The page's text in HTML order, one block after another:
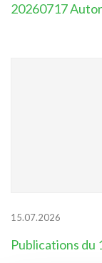
20260717
15.07.2026
Publications du